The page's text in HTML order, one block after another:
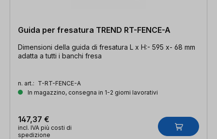
Guida per fresatura TREND RT-FENCE-A
Dimensioni della guida di fresatura L x H:- 595 x- 68 mm
adatta a tutti i banchi fresa
n. art.: T-RT-FENCE-A
In magazzino, consegna in 1-2 giorni lavorativi
147,37 €
incl. IVA più costi di
spedizione